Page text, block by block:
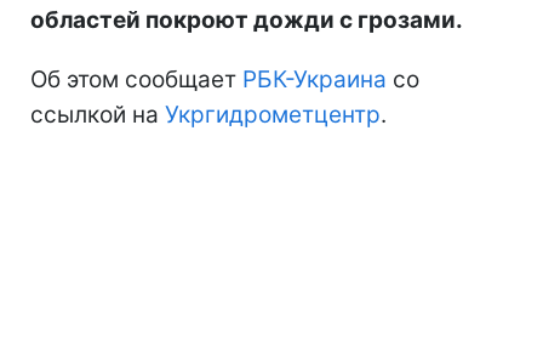
областей покроют дожди с грозами.
Об этом сообщает РБК-Украина со
ссылкой на Укргидрометцентр.